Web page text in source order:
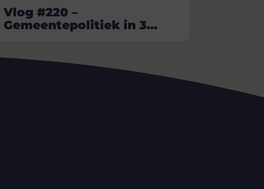
Vlog #220 –
Gemeentepolitiek in 3